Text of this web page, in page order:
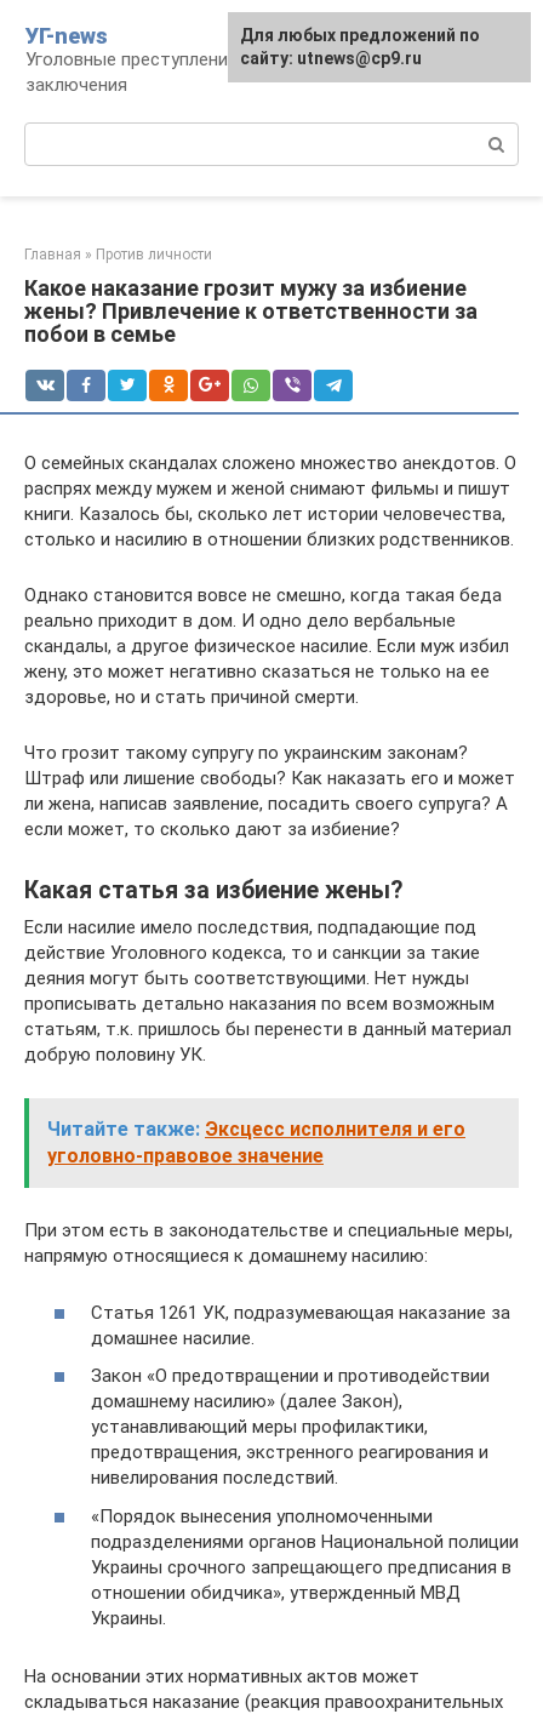
контенту
УГ-news
Уголовные преступления, наказания, места
заключения
Главная » Против личности
Какое наказание грозит мужу за избиение
жены? Привлечение к ответственности за
побои в семье
О семейных скандалах сложено множество анекдотов. О
распрях между мужем и женой снимают фильмы и пишут
книги. Казалось бы, сколько лет истории человечества,
столько и насилию в отношении близких родственников.
Однако становится вовсе не смешно, когда такая беда
реально приходит в дом. И одно дело вербальные
скандалы, а другое физическое насилие. Если муж избил
жену, это может негативно сказаться не только на ее
здоровье, но и стать причиной смерти.
Что грозит такому супругу по украинским законам?
Штраф или лишение свободы? Как наказать его и может
ли жена, написав заявление, посадить своего супруга? А
если может, то сколько дают за избиение?
Какая статья за избиение жены?
Если насилие имело последствия, подпадающие под
действие Уголовного кодекса, то и санкции за такие
деяния могут быть соответствующими. Нет нужды
прописывать детально наказания по всем возможным
статьям, т.к. пришлось бы перенести в данный материал
добрую половину УК.
Читайте также: Эксцесс исполнителя и его
уголовно-правовое значение
При этом есть в законодательстве и специальные меры,
напрямую относящиеся к домашнему насилию:
Статья 1261 УК, подразумевающая наказание за
домашнее насилие.
Закон «О предотвращении и противодействии
домашнему насилию» (далее Закон),
устанавливающий меры профилактики,
предотвращения, экстренного реагирования и
нивелирования последствий.
«Порядок вынесения уполномоченными
подразделениями органов Национальной полиции
Украины срочного запрещающего предписания в
отношении обидчика», утвержденный МВД
Украины.
На основании этих нормативных актов может
складываться наказание (реакция правоохранительных
Для любых предложений по
сайту: utnews@cp9.ru